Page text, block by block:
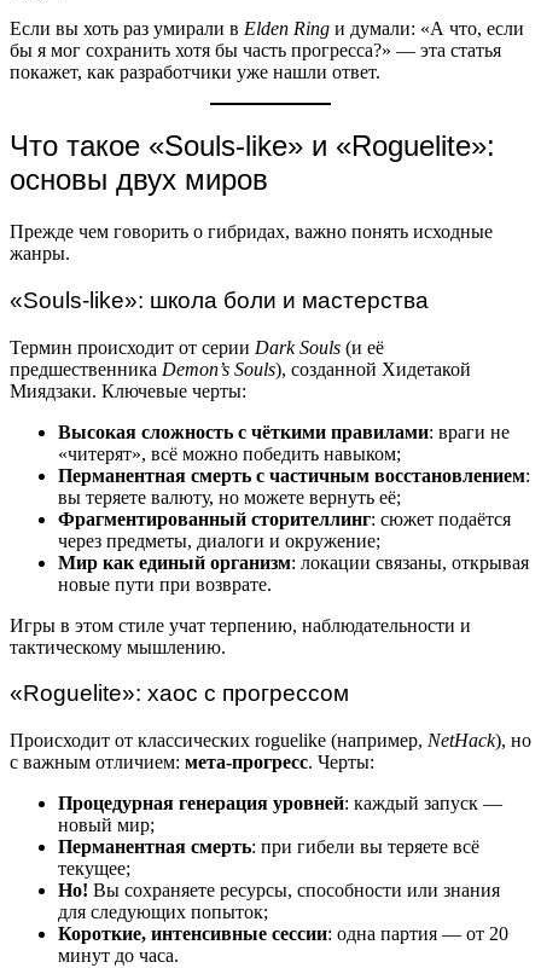
Если вы хоть раз умирали в Elden Ring и думали: «А что, если
бы я мог сохранить хотя бы часть прогресса?» — эта статья
покажет, как разработчики уже нашли ответ.
Что такое «Souls-like» и «Roguelite»:
основы двух миров
Прежде чем говорить о гибридах, важно понять исходные
жанры.
«Souls-like»: школа боли и мастерства
Термин происходит от серии Dark Souls (и её
предшественника Demon’s Souls), созданной Хидетакой
Миядзаки. Ключевые черты:
Высокая сложность с чёткими правилами: враги не
«читерят», всё можно победить навыком;
Перманентная смерть с частичным восстановлением:
вы теряете валюту, но можете вернуть её;
Фрагментированный сторителлинг: сюжет подаётся
через предметы, диалоги и окружение;
Мир как единый организм: локации связаны, открывая
новые пути при возврате.
Игры в этом стиле учат терпению, наблюдательности и
тактическому мышлению.
«Roguelite»: хаос с прогрессом
Происходит от классических roguelike (например, NetHack), но
с важным отличием: мета-прогресс. Черты:
Процедурная генерация уровней: каждый запуск —
новый мир;
Перманентная смерть: при гибели вы теряете всё
текущее;
Но! Вы сохраняете ресурсы, способности или знания
для следующих попыток;
Короткие, интенсивные сессии: одна партия — от 20
минут до часа.